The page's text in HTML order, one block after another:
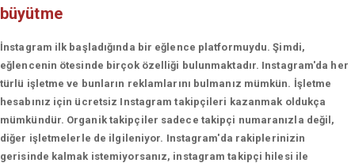
büyütme
İnstagram ilk başladığında bir eğlence platformuydu. Şimdi,
eğlencenin ötesinde birçok özelliği bulunmaktadır. Instagram'da her
türlü işletme ve bunların reklamlarını bulmanız mümkün. İşletme
hesabınız için ücretsiz Instagram takipçileri kazanmak oldukça
mümkündür. Organik takipçiler sadece takipçi numaranızla değil,
diğer işletmelerle de ilgileniyor. Instagram'da rakiplerinizin
gerisinde kalmak istemiyorsanız, instagram takipçi hilesi ile